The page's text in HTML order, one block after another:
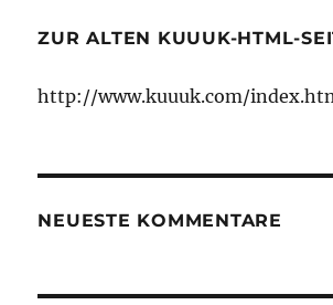
ZUR ALTEN KUUUK-HTML-
http://www.kuuuk.com/
NEUESTE KOMMENTARE